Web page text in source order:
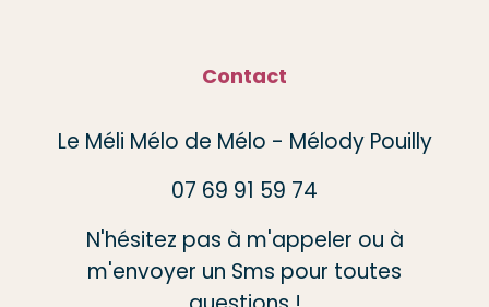
Contact
Le Méli Mélo de Mélo - Mélody Pouilly
07 69 91 59 74
N'hésitez pas à m'appeler ou à
m'envoyer un Sms pour toutes